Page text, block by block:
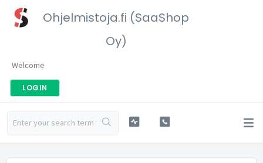
Ohjelmistoja.fi (SaaShop
Oy)
Welcome
LOGIN